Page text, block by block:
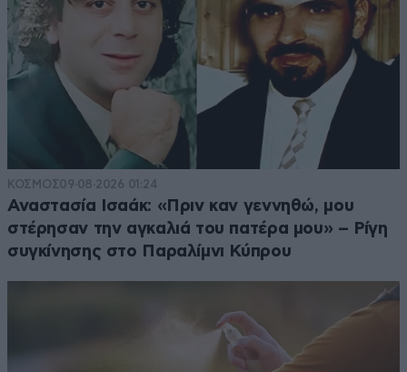
ΚΟΣΜΟΣ09·08·2026 01:24
Αναστασία Ισαάκ: «Πριν καν γεννηθώ, μου
στέρησαν την αγκαλιά του πατέρα μου» – Ρίγη
συγκίνησης στο Παραλίμνι Κύπρου